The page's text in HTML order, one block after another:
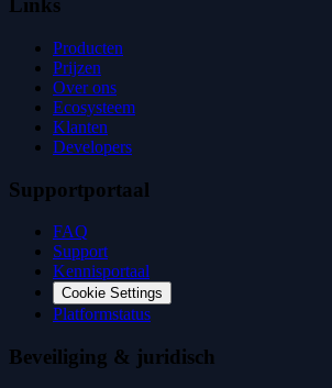
Links
Producten
Prijzen
Over ons
Ecosysteem
Klanten
Developers
Supportportaal
FAQ
Support
Kennisportaal
Cookie Settings
Platformstatus
Beveiliging & juridisch